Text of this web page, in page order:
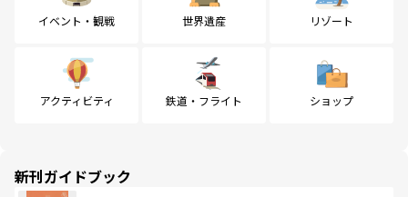
イベント・観戦 世界遺産 リゾート
アクティビティ 鉄道・フライト ショップ
新刊ガイドブック